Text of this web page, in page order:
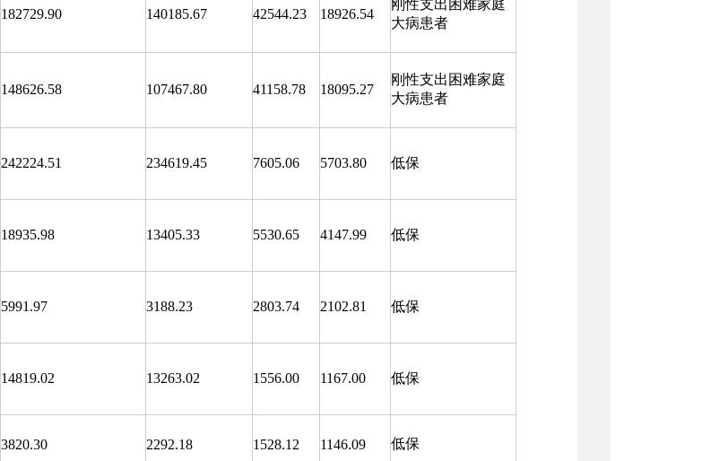
182729.90 140185.67 42544.23 18926.54
刚性支出困难家庭
大病患者
148626.58 107467.80 41158.78 18095.27
刚性支出困难家庭
大病患者
242224.51 234619.45 7605.06 5703.80 低保
18935.98 13405.33 5530.65 4147.99 低保
5991.97 3188.23 2803.74 2102.81 低保
14819.02 13263.02 1556.00 1167.00 低保
3820.30 2292.18 1528.12 1146.09 低保